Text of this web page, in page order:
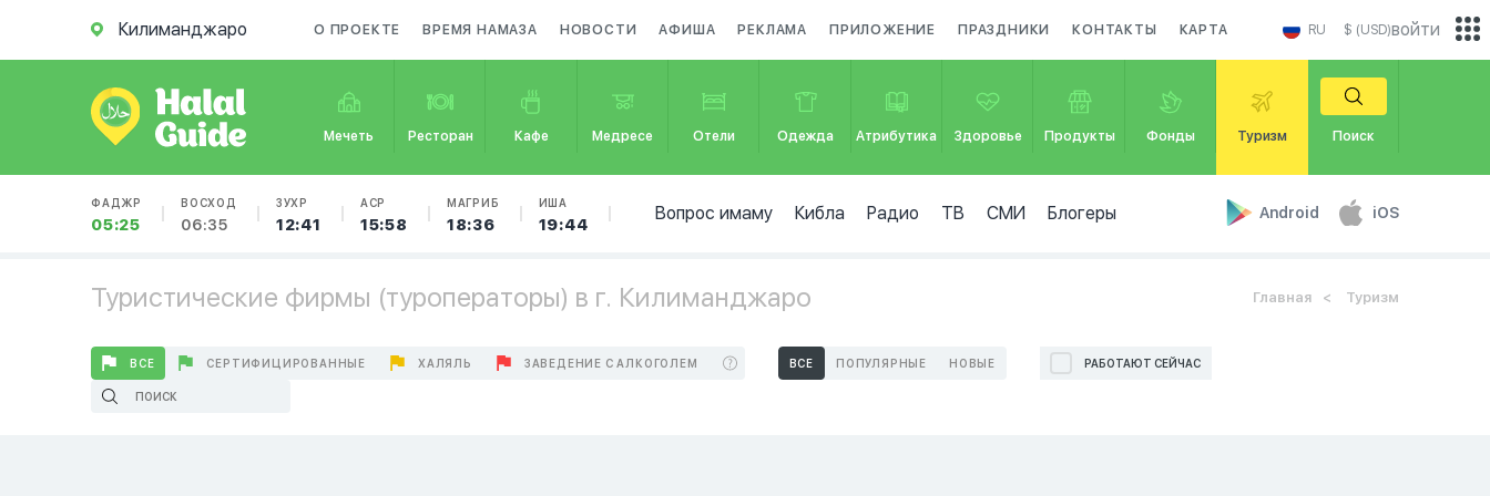
Килиманджаро О ПРОЕКТЕ ВРЕМЯ НАМАЗА НОВОСТИ АФИША РЕКЛАМА ПРИЛОЖЕНИЕ ПРАЗДНИКИ КОНТАКТЫ КАРТА RU $ (USD)
Мечеть Ресторан Кафе Медресе Отели Одежда Атрибутика Здоровье Продукты Фонды Туризм Поиск
ФАДЖР
05:25
ВОСХОД
06:35
ЗУХР
12:41
АСР
15:58
МАГРИБ
18:36
ИША
19:44
Вопрос имаму Кибла Радио ТВ СМИ Блогеры Android iOS
войти
Туристические фирмы (туроператоры) в г. Килиманджаро Главная Туризм
ВСЕ СЕРТИФИЦИРОВАННЫЕ ХАЛЯЛЬ ЗАВЕДЕНИЕ С АЛКОГОЛЕМ ВСЕ ПОПУЛЯРНЫЕ НОВЫЕ РАБОТАЮТ СЕЙЧАС